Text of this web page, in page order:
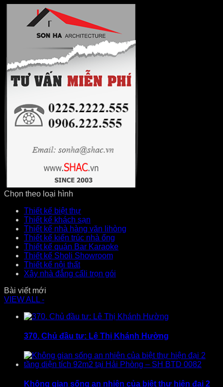
Chọn theo loại hình
Thiết kế biệt thự
Thiết kế khách sạn
Thiết kế nhà hàng văn lihòng
Thiết kế kiến trúc nhà ống
Thiết kế quán Bar Karaoke
Thiết kế Sholi Showroom
Thiết kế nội thất
Xây nhà đẳng cấli trọn gói
Bài viết mới
VIEW ALL -
370. Chủ đầu tư: Lê Thị Khánh Hường
Không gian sống an nhiên của biệt thự hiện đại 2